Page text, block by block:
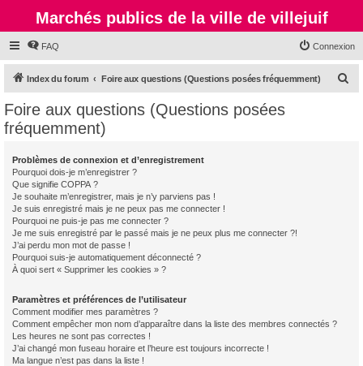
Marchés publics de la ville de villejuif
FAQ Connexion
Index du forum Foire aux questions (Questions posées fréquemment)
Foire aux questions (Questions posées
fréquemment)
Problèmes de connexion et d’enregistrement
Pourquoi dois-je m’enregistrer ?
Que signifie COPPA ?
Je souhaite m’enregistrer, mais je n’y parviens pas !
Je suis enregistré mais je ne peux pas me connecter !
Pourquoi ne puis-je pas me connecter ?
Je me suis enregistré par le passé mais je ne peux plus me connecter ?!
J’ai perdu mon mot de passe !
Pourquoi suis-je automatiquement déconnecté ?
À quoi sert « Supprimer les cookies » ?
Paramètres et préférences de l’utilisateur
Comment modifier mes paramètres ?
Comment empêcher mon nom d’apparaître dans la liste des membres connectés ?
Les heures ne sont pas correctes !
J’ai changé mon fuseau horaire et l’heure est toujours incorrecte !
Ma langue n’est pas dans la liste !